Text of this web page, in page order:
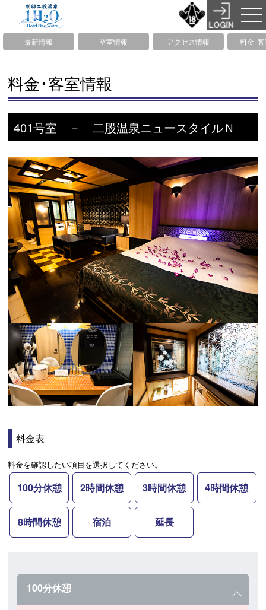
最新情報 空室情報 アクセス情報 料金･
料金･客室情報
401号室 － 二股温泉ニュースタイルＮ
料金表
料金を確認したい項目を選択してください。
100分休憩 2時間休憩 3時間休憩 4時間休憩
8時間休憩 宿泊 延長
100分休憩